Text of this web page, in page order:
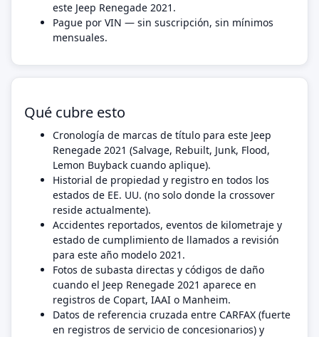
este Jeep Renegade 2021.
Pague por VIN — sin suscripción, sin mínimos
mensuales.
Qué cubre esto
Cronología de marcas de título para este Jeep
Renegade 2021 (Salvage, Rebuilt, Junk, Flood,
Lemon Buyback cuando aplique).
Historial de propiedad y registro en todos los
estados de EE. UU. (no solo donde la crossover
reside actualmente).
Accidentes reportados, eventos de kilometraje y
estado de cumplimiento de llamados a revisión
para este año modelo 2021.
Fotos de subasta directas y códigos de daño
cuando el Jeep Renegade 2021 aparece en
registros de Copart, IAAI o Manheim.
Datos de referencia cruzada entre CARFAX (fuerte
en registros de servicio de concesionarios) y